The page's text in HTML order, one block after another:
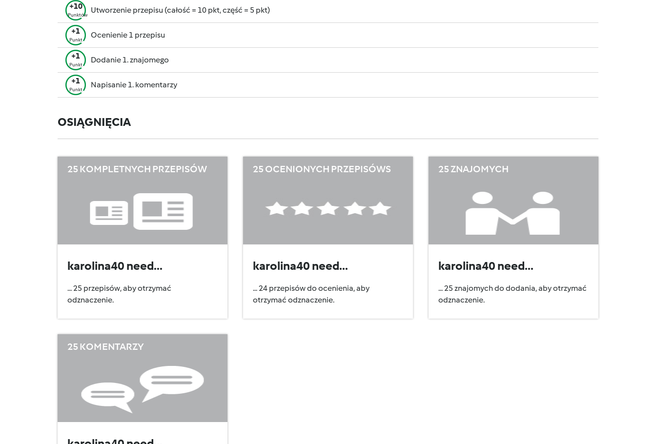
+10
Punktów
Utworzenie przepisu (całość = 10 pkt, część = 5 pkt)
+1
Punkt
Ocenienie 1 przepisu
+1
Punkt
Dodanie 1. znajomego
+1
Punkt
Napisanie 1. komentarzy
OSIĄGNIĘCIA
25 KOMPLETNYCH PRZEPISÓW
karolina40 need...
... 25 przepisów, aby otrzymać
odznaczenie.
25 OCENIONYCH PRZEPISÓWS
karolina40 need...
... 24 przepisów do ocenienia, aby
otrzymać odznaczenie.
25 ZNAJOMYCH
karolina40 need...
... 25 znajomych do dodania, aby otrzymać
odznaczenie.
25 KOMENTARZY